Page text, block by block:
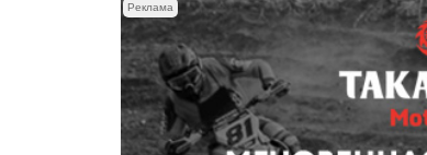
Реклама